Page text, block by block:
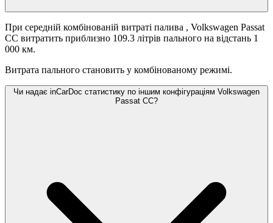
При середній комбінованій витраті палива , Volkswagen Passat
CC витратить приблизно 109.3 літрів пального на відстань 1
000 км.
Витрата пального становить у комбінованому режимі.
Чи надає inCarDoc статистику по іншим конфігураціям Volkswagen
Passat CC?